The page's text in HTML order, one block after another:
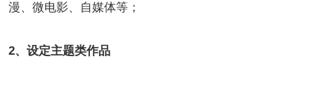
漫、微电影、自媒体等；
2、设定主题类作品